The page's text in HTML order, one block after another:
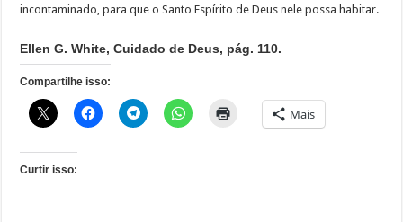
incontaminado, para que o Santo Espírito de Deus nele possa habitar.
Ellen G. White, Cuidado de Deus, pág. 110.
Compartilhe isso:
Mais
Curtir isso: